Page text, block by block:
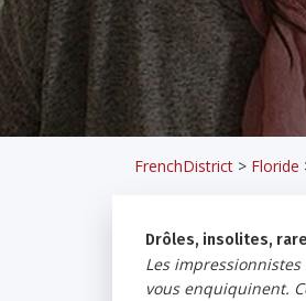
FrenchDistrict > Floride
Drôles, insolites,
Les
vous enquiquinent.